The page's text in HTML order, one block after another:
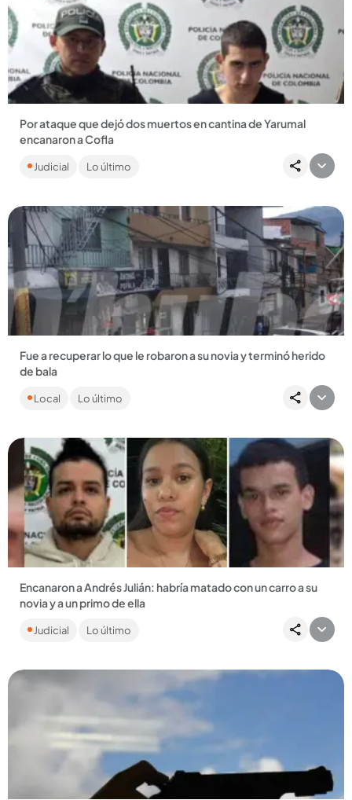
Compartir Noticia
Por ataque que dejó dos muertos en cantina de Yarumal
encanaron a Cofla
parecer, el ataque iba dirigido contra un integrante de las
Judicial Lo último
Compartir Noticia
Fue a recuperar lo que le robaron a su novia y terminó herido
de bala
también resultó herido y fue capturado por la Policía. ...
Local Lo último
Compartir Noticia
Encanaron a Andrés Julián: habría matado con un carro a su
novia y a un primo de ella
discusión y también habría embestido a una pareja que
Judicial Lo último
Compartir Noticia